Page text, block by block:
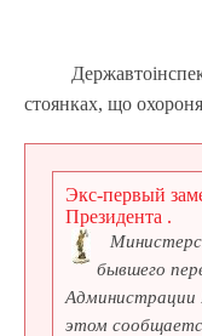
стоянках, що
Экс-первый
Президента .
бывшего
Администрации
этом